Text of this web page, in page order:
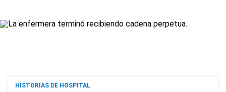
HISTORIAS DE HOSPITAL